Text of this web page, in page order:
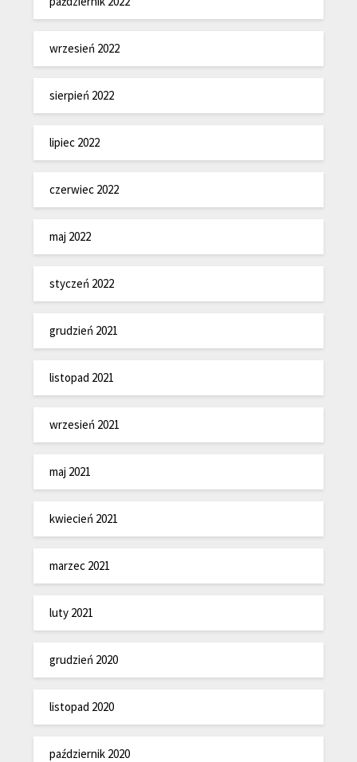
wrzesień 2022
sierpień 2022
lipiec 2022
czerwiec 2022
maj 2022
styczeń 2022
grudzień 2021
listopad 2021
wrzesień 2021
maj 2021
kwiecień 2021
marzec 2021
luty 2021
grudzień 2020
listopad 2020
październik 2020